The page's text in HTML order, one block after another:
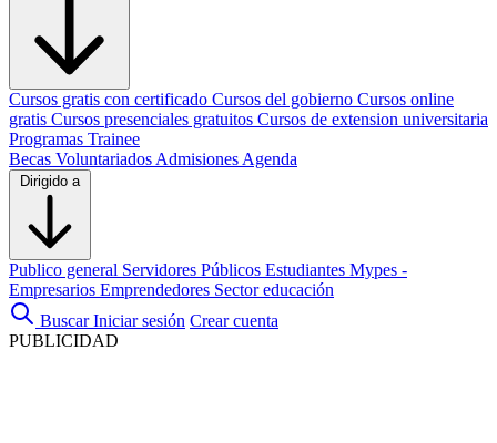
Cursos gratis con certificado Cursos del gobierno Cursos online
gratis Cursos presenciales gratuitos Cursos de extension universitaria
Programas Trainee
Becas Voluntariados Admisiones Agenda
Dirigido a
Publico general Servidores Públicos Estudiantes Mypes -
Empresarios Emprendedores Sector educación
Buscar Iniciar sesión Crear cuenta
PUBLICIDAD